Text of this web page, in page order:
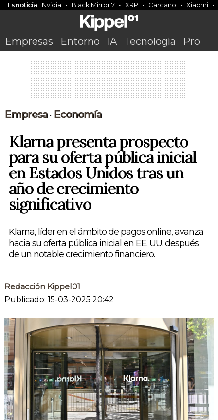
Es noticia Nvidia Black Mirror 7 XRP Cardano Xiaomi
Empresas Entorno IA Tecnología Pro
Empresa• Economía
Klarna presenta prospecto
para su oferta pública inicial
en Estados Unidos tras un
año de crecimiento
significativo
Klarna, líder en el ámbito de pagos online, avanza
hacia su oferta pública inicial en EE. UU. después
de un notable crecimiento financiero.
Redacción Kippel01
Publicado: 15-03-2025 20:42